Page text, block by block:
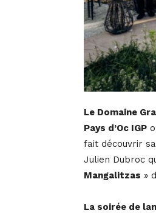
Le Domaine
Pays d’Oc IGP
fait découvrir
Julien Dubroc
Mangalitzas »
La soirée de